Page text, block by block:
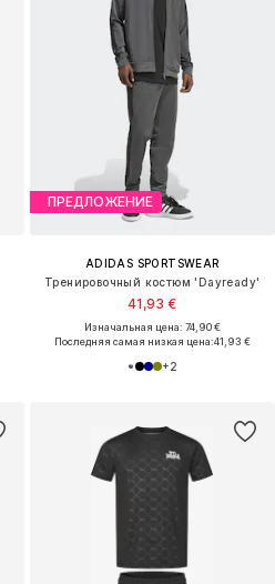
ПРЕДЛОЖЕНИЕ
ADIDAS SPORTSWEAR
Тренировочный костюм 'Dayready'
41,93 €
Изначальная цена: 74,90 €
Последняя самая низкая цена:41,93 €
+2